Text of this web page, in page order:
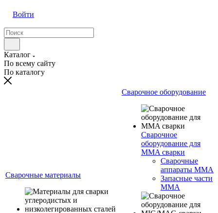
Войти
Каталог
По всему сайту
По каталогу
Сварочные материалы
Сварочное оборудование
Сварочное
оборудование для
MMA сварки
Сварочные
аппараты MMA
Запасные части
MMA